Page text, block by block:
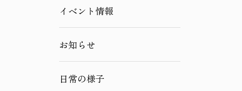
イベント情報
お知らせ
日常の様子